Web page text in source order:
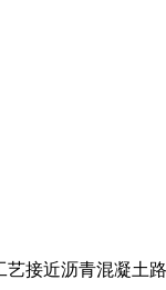
接近沥青混凝土